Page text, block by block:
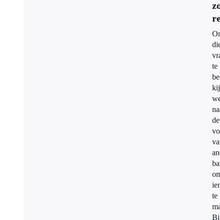
te
de
te